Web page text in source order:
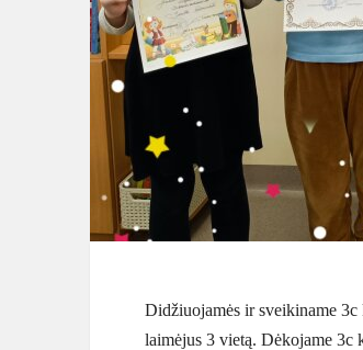
Didžiuojamės ir sveikiname
laimėjus 3 vietą. Dėkojame 3c